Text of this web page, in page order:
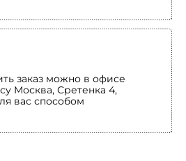
заказ можно в офисе
Москва, Сретенка 4,
вас способом